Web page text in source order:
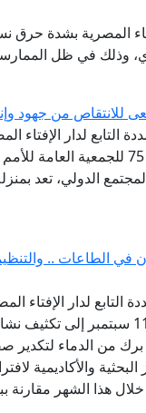
المصرية بشدة
وذلك في ظل
من جهود
التابع لدار الإفتاء
السيسي، رئيس الجمهورية، أمام
الدولي، تعد
الطاعات ..
التابع لدار الإفتاء
خلال الأعوام الماضية وتحديدا منذ
من الدماء لتكدير
والأكاديمية
هذا الشهر مقارنة